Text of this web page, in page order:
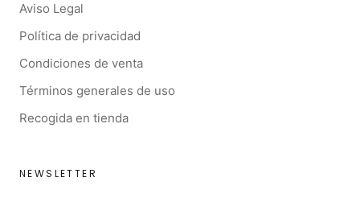
Aviso Legal
Política de privacidad
Condiciones de venta
Términos generales de uso
Recogida en tienda
NEWSLETTER